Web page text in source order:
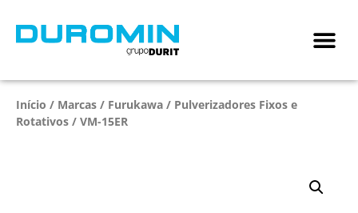
Início / Marcas / Furukawa / Pulverizadores Fixos e
Rotativos / VM-15ER